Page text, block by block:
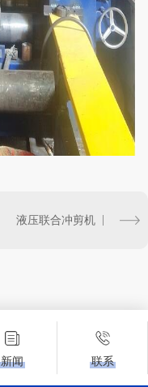
液压联合冲剪机
新闻 联系